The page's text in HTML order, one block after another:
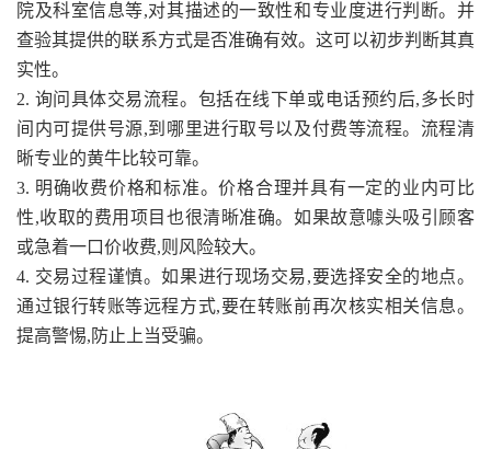
院及科室信息等,对其描述的一致性和专业度进行判断。并
查验其提供的联系方式是否准确有效。这可以初步判断其真
实性。
2. 询问具体交易流程。包括在线下单或电话预约后,多长时
间内可提供号源,到哪里进行取号以及付费等流程。流程清
晰专业的黄牛比较可靠。
3. 明确收费价格和标准。价格合理并具有一定的业内可比
性,收取的费用项目也很清晰准确。如果故意噱头吸引顾客
或急着一口价收费,则风险较大。
4. 交易过程谨慎。如果进行现场交易,要选择安全的地点。
通过银行转账等远程方式,要在转账前再次核实相关信息。
提高警惕,防止上当受骗。